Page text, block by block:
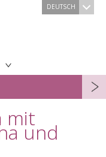
DEUTSCH
mit
und